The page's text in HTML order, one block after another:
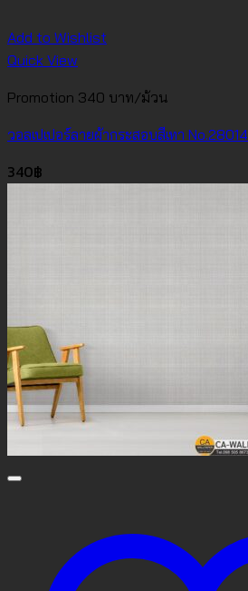
Add to Wishlist
Quick View
Promotion 340 บาท/ม้วน
วอลเปเปอร์ลายผ้ากระสอบสีเทา No.28014
340฿